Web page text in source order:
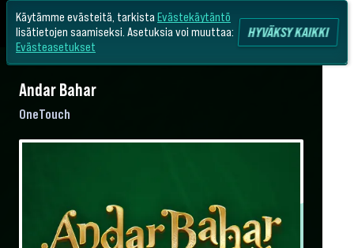
Andar Bahar
OneTouch
Käytämme evästeitä, tarkista Evästekäytäntö
lisätietojen saamiseksi. Asetuksia voi muuttaa:
Evästeasetukset
HYVÄKSY KAIKKI